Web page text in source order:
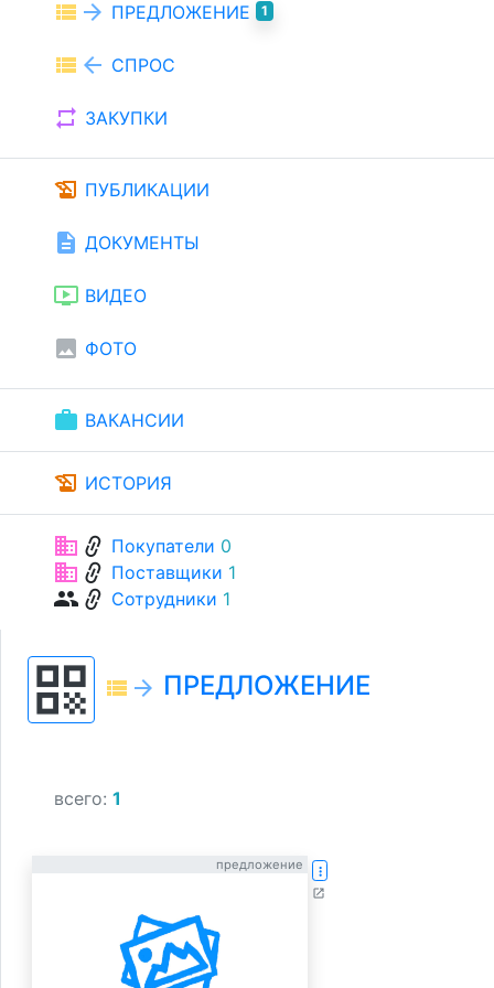
view_list arrow_forward ПРЕДЛОЖЕНИЕ 1
view_list arrow_back СПРОС
repeat ЗАКУПКИ
history_edu ПУБЛИКАЦИИ
description ДОКУМЕНТЫ
ondemand_video ВИДЕО
image ФОТО
work ВАКАНСИИ
history_edu ИСТОРИЯ
businesslink Покупатели 0
businesslink Поставщики 1
grouplink Сотрудники 1
qr_code view_list arrow_forward ПРЕДЛОЖЕНИЕ
всего: 1
предложение more_vert
open_in_new